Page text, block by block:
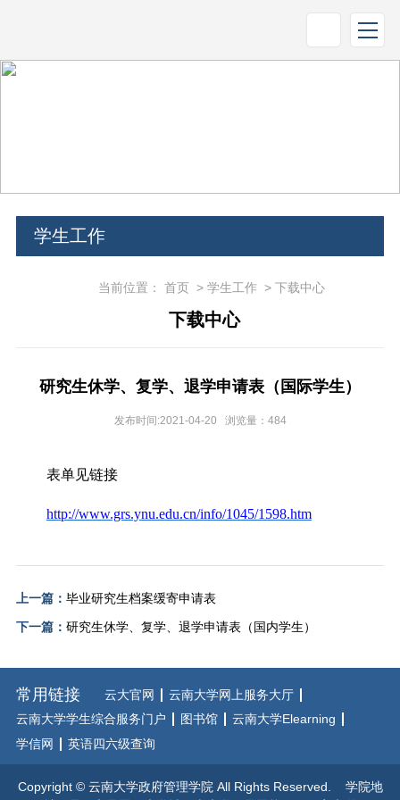
学生工作
当前位置： 首页> 学生工作> 下载中心
下载中心
研究生休学、复学、退学申请表（国际学生）
发布时间:2021-04-20 浏览量： 484
表单见链接
http://www.grs.ynu.edu.cn/info/1045/1598.htm
上一篇： 毕业研究生档案缓寄申请表
下一篇： 研究生休学、复学、退学申请表（国内学生）
常用链接 云大官网
云南大学网上服务大厅
云南大学学生综合服务门户
图书馆
云南大学Elearning
学信网
英语四六级查询
Copyright © 云南大学政府管理学院 All Rights Reserved. 学院地